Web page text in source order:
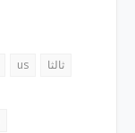
us
ثالثا